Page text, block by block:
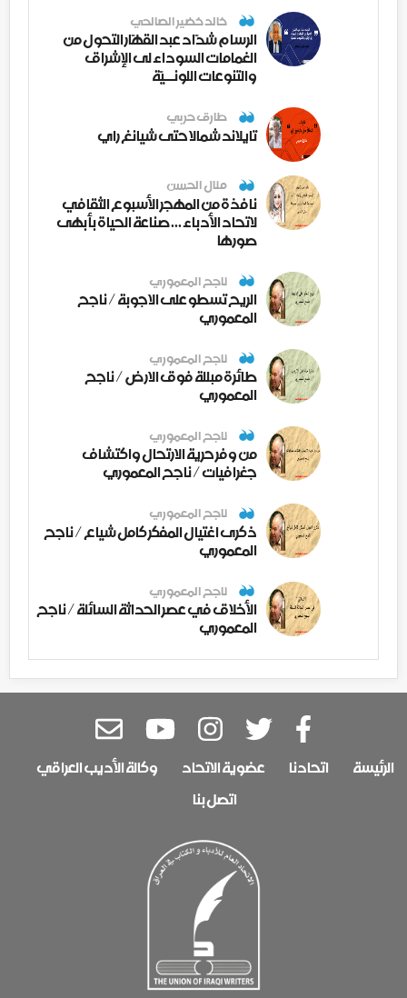
خالد خضير الصالحي
الرسام شدّاد عبد القهّار التحول من
الغمامات السوداء لى الإشراق
والتنوعات اللونــيّة
طارق حربي
تايلاند شمالا حتى شيانغ راي
منال الحسن
نافذة من المهجر الأسبوع الثقافي
لاتحاد الأدباء ... صناعة الحياة بأبهى
صورها
ناجح المعموري
الريح تسطو على الاجوبة / ناجح
المعموري
ناجح المعموري
طائرة مبللة فوق الارض / ناجح
المعموري
ناجح المعموري
من وفر حرية الارتحال واكتشاف
جغرافيات / ناجح المعموري
ناجح المعموري
ذكرى اغتيال المفكر كامل شياع / ناجح
المعموري
ناجح المعموري
الأخلاق في عصر الحداثة السائلة / ناجح
المعموري
الرئيسة اتحادنا عضوية الاتحاد
وكالة الأديب العراقي
اتصل بنا